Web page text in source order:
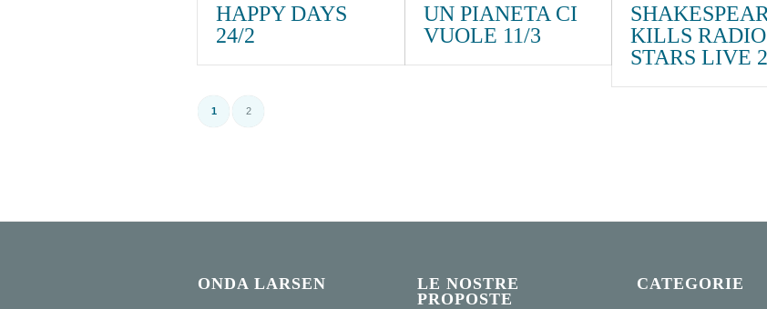
HAPPY DAYS
24/2
UN PIANETA CI
VUOLE 11/3
KILLS RADIO
STARS LIVE
1 2
ONDA LARSEN
LE NOSTRE
PROPOSTE
CATEGORIE